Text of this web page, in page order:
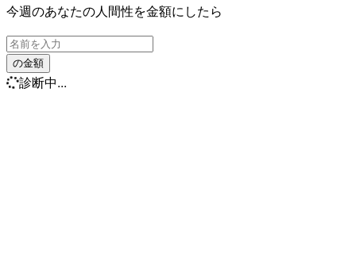
今週のあなたの人間性を金額にしたら
の金額
診断中...